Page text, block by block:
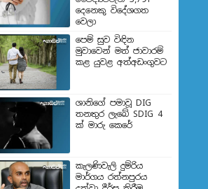
දෙනෙකු විදේශගත
වෙලා
පෙම් සුව විඳින
මුවාවෙන් මත් ජාවාරම්
කළ යුවළ අත්අඩංගුවට
ශානිගේ පමාවූ DIG
තනතුර ලැබේ SDIG 4
ක් මාරු කෙරේ
කැලණිවැලි දුම්රිය
මාර්ගය රත්නපුරය